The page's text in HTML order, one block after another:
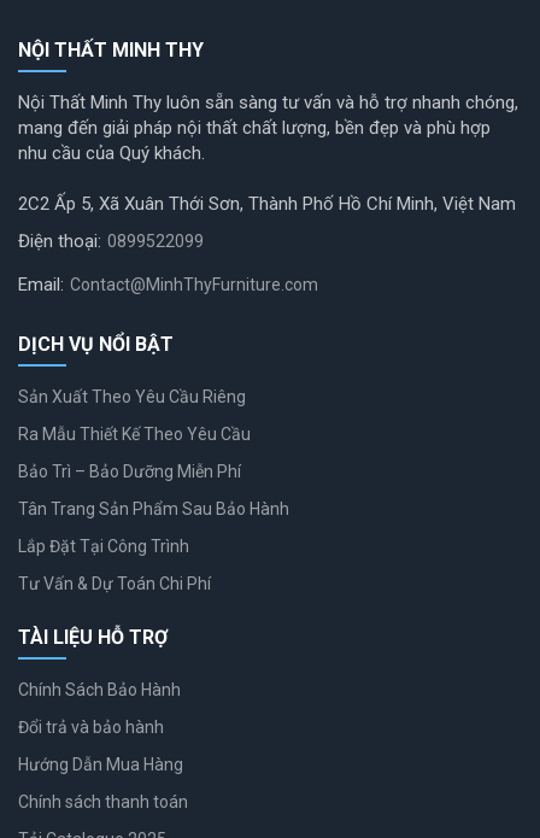
NỘI THẤT MINH THY
Nội Thất Minh Thy luôn sẵn sàng tư vấn và hỗ trợ nhanh chóng,
mang đến giải pháp nội thất chất lượng, bền đẹp và phù hợp
nhu cầu của Quý khách.
2C2 Ấp 5, Xã Xuân Thới Sơn, Thành Phố Hồ Chí Minh, Việt Nam
Điện thoại: 0899522099
Email: Contact@MinhThyFurniture.com
DỊCH VỤ NỔI BẬT
Sản Xuất Theo Yêu Cầu Riêng
Ra Mẫu Thiết Kế Theo Yêu Cầu
Bảo Trì – Bảo Dưỡng Miễn Phí
Tân Trang Sản Phẩm Sau Bảo Hành
Lắp Đặt Tại Công Trình
Tư Vấn & Dự Toán Chi Phí
TÀI LIỆU HỖ TRỢ
Chính Sách Bảo Hành
Đổi trả và bảo hành
Hướng Dẫn Mua Hàng
Chính sách thanh toán